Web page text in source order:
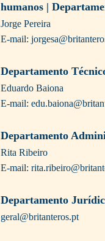
humanos |
Jorge Pereira
E-mail:
Departamento
Eduardo Baiona
E-mail:
Departamento
Rita Ribeiro
E-mail:
Departamento
geral@britanteros.pt